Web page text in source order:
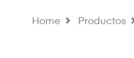
Home Productos